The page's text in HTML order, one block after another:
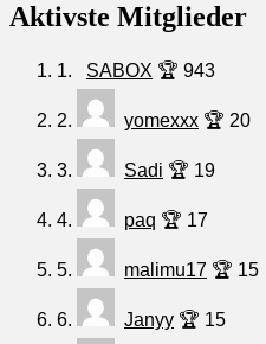
Aktivste Mitglieder
1. SABOX 🏆 943
2. yomexxx 🏆 20
3. Sadi 🏆 19
4. paq 🏆 17
5. malimu17 🏆 15
6. Janyy 🏆 15